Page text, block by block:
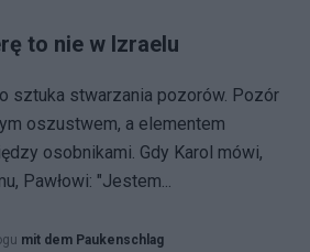
to nie w Izraelu
sztuka stwarzania pozorów. Pozór
oszustwem, a elementem
osobnikami. Gdy Karol mówi,
Pawłowi: "Jestem...
mit dem Paukenschlag